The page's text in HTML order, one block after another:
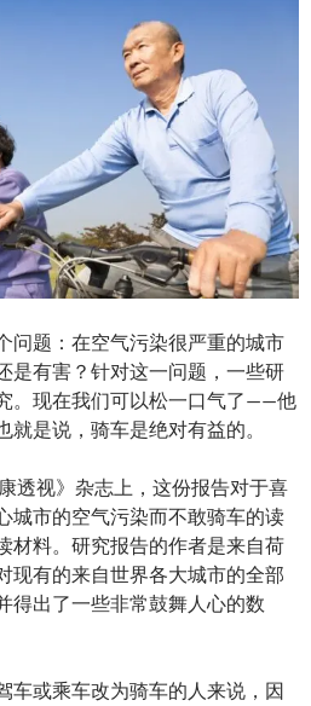
e s
p
b
a
n
di
t
问题：在空气污染很严重的城市
是有害？针对这一问题，一些研
。现在我们可以松一口气了——他
是说，骑车是绝对有益的。
透视》杂志上，这份报告对于喜
城市的空气污染而不敢骑车的读
材料。研究报告的作者是来自荷
现有的来自世界各大城市的全部
得出了一些非常鼓舞人心的数
车或乘车改为骑车的人来说，因